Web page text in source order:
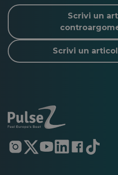
Scrivi un
Scrivi un
Si
apre
Si
apre
Si
apre
Si
apre
Si
apre
Si
apre